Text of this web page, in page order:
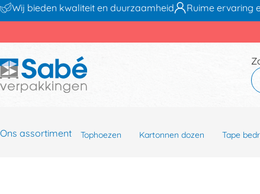
Wij bieden kwaliteit en duurzaamheid Ruime ervaring
Ons assortiment Tophoezen Kartonnen dozen Tape